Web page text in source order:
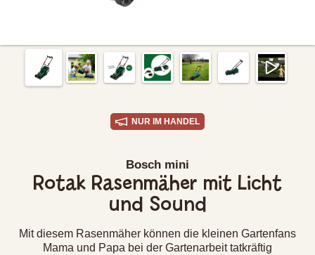
NUR IM HANDEL
Bosch mini
Rotak Rasenmäher mit Licht
und Sound
Mit diesem Rasenmäher können die kleinen Gartenfans
Mama und Papa bei der Gartenarbeit tatkräftig